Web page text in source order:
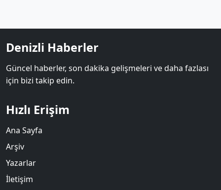
Denizli Haberler
Güncel haberler, son dakika gelişmeleri ve daha fazlası
için bizi takip edin.
Hızlı Erişim
Ana Sayfa
Arşiv
Yazarlar
İletişim